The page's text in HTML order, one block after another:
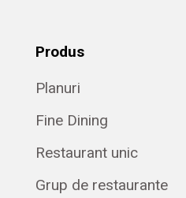
Produs
Planuri
Fine Dining
Restaurant unic
Grup de restaurante